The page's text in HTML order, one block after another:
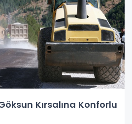
Kırsalına Konforlu